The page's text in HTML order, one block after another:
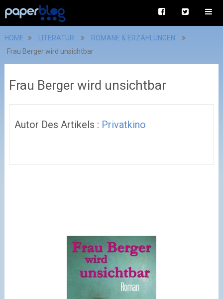
HOME LITERATUR
ROMANE & ERZÄHLUNGEN
Frau Berger wird unsichtbar
Frau Berger wird unsichtbar
Autor Des Artikels : Privatkino